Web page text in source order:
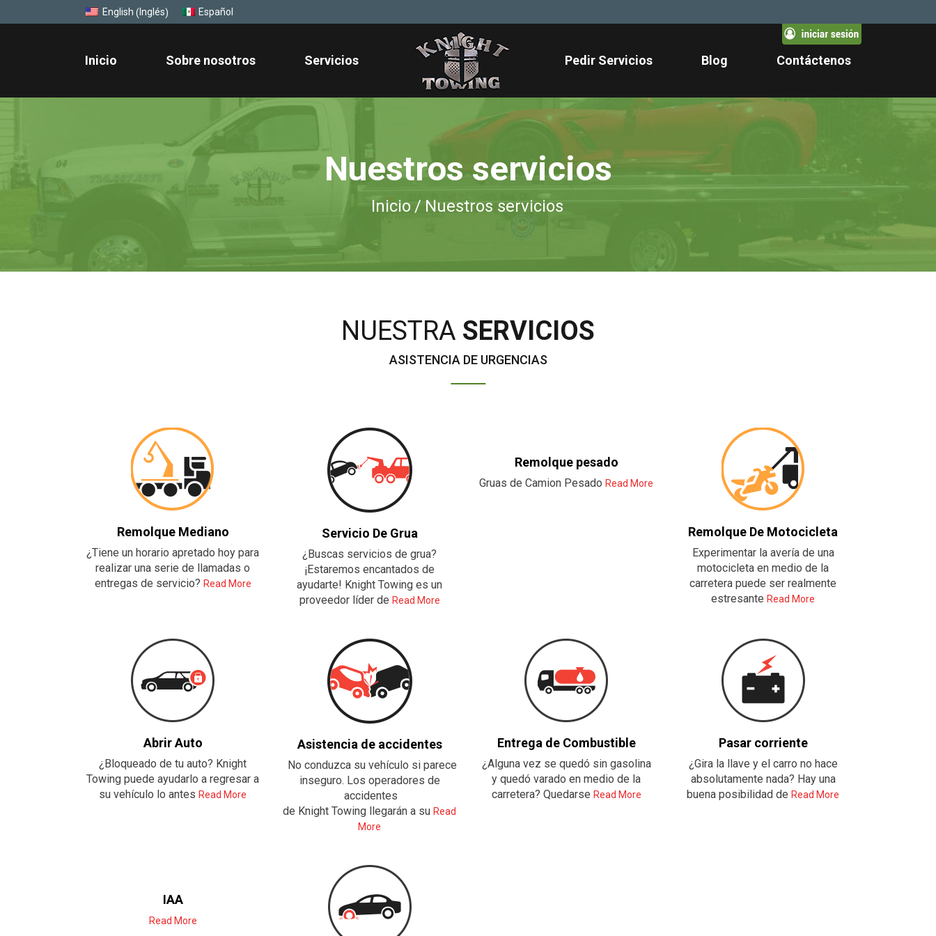
English (Inglés) Español
Inicio Sobre nosotros Servicios Pedir Servicios Blog Contáctenos
Nuestros servicios
Inicio / Nuestros servicios
NUESTRA SERVICIOS
ASISTENCIA DE URGENCIAS
Remolque Mediano
¿Tiene un horario apretado hoy para
realizar una serie de llamadas o
entregas de servicio? Read More
Servicio De Grua
¿Buscas servicios de grua?
¡Estaremos encantados de
ayudarte! Knight Towing es un
proveedor líder de Read More
Remolque pesado
Gruas de Camion PesadoRead More
Remolque De Motocicleta
Experimentar la avería de una
motocicleta en medio de la
carretera puede ser realmente
estresanteRead More
Abrir Auto
¿Bloqueado de tu auto? Knight
Towing puede ayudarlo a regresar a
su vehículo lo antesRead More
Asistencia de accidentes
No conduzca su vehículo si parece
inseguro. Los operadores de
accidentes
de Knight Towing llegarán a suRead
More
Entrega de Combustible
¿Alguna vez se quedó sin gasolina
y quedó varado en medio de la
carretera? Quedarse Read More
Pasar corriente
¿Gira la llave y el carro no hace
absolutamente nada? Hay una
buena posibilidad deRead More
IAA
Read More